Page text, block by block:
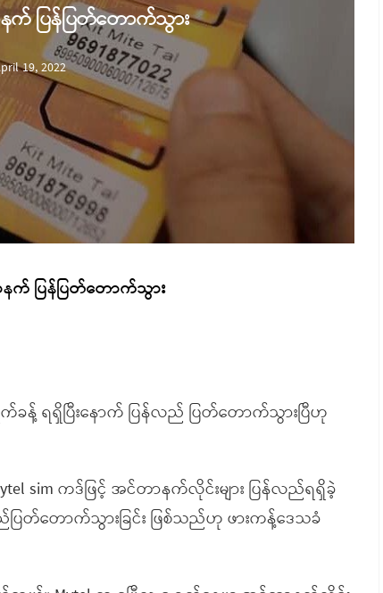
ပြန်ပြတ်တောက်သွား
19, 2022
က် ပြန်ပြတ်တောက်သွား
န့် ရရှိပြီးနောက် ပြန်လည် ပြတ်တောက်သွားပြီဟု
sim ကဒ်ဖြင့် အင်တာနက်လိုင်းများ ပြန်လည်ရရှိခဲ့
ြတ်တောက်သွားခြင်း ဖြစ်သည်ဟု ဖားကန့်ဒေသခံ